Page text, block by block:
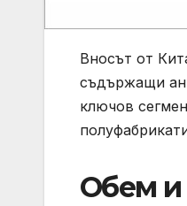
Вносът от
съдържащи
ключов
Обем и